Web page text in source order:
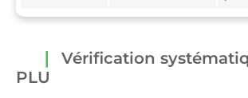
Vérification
PLU